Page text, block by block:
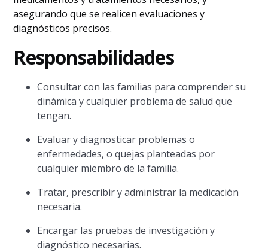
asegurando que se realicen evaluaciones y
diagnósticos precisos.
Responsabilidades
Consultar con las familias para comprender su
dinámica y cualquier problema de salud que
tengan.
Evaluar y diagnosticar problemas o
enfermedades, o quejas planteadas por
cualquier miembro de la familia.
Tratar, prescribir y administrar la medicación
necesaria.
Encargar las pruebas de investigación y
diagnóstico necesarias.